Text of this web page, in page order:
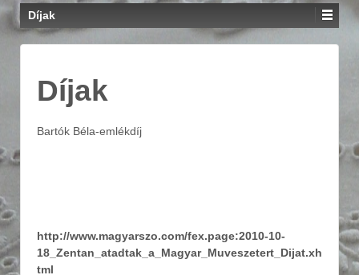
Díjak
Díjak
Bartók Béla-emlékdíj
http://www.magyarszo.com/fex.page:2010-10-
18_Zentan_atadtak_a_Magyar_Muveszetert_Dijat.xh
tml